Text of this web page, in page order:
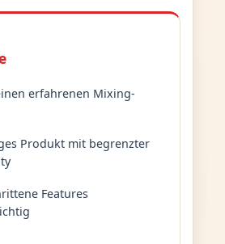
erfahrenen Mixing-
Produkt mit begrenzter
Features